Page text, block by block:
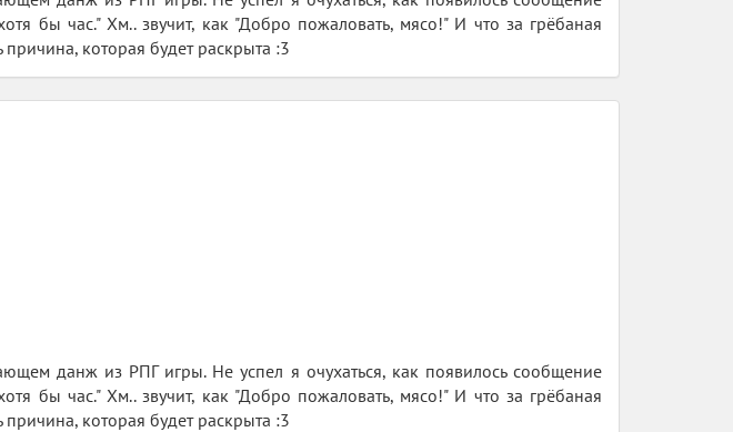
бы час." Хм.. звучит, как "Добро пожаловать, мясо!" И что за грёбаная
причина, которая будет раскрыта :3
данж из РПГ игры. Не успел я очухаться, как появилось сообщение
бы час." Хм.. звучит, как "Добро пожаловать, мясо!" И что за грёбаная
причина, которая будет раскрыта :3